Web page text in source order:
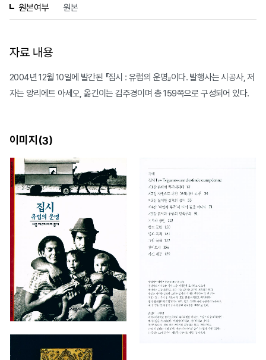
원본여부 원본
자료 내용
2004년 12월 10일에 발간된 『집시 : 유럽의 운명』이다. 발행사는 시공사, 저
자는 앙리에트 아세오, 옮긴이는 김주경이며 총 159쪽으로 구성되어 있다.
이미지(3)